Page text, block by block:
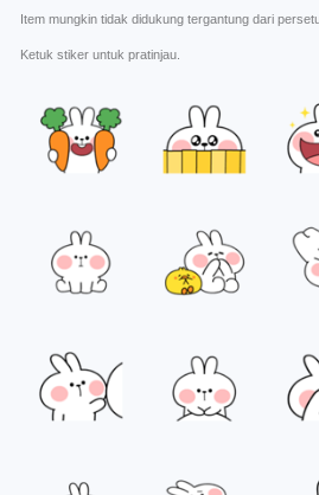
Item mungkin tidak didukung tergantung dari
Ketuk stiker untuk pratinjau.